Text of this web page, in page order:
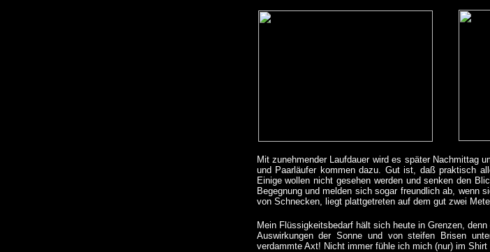
Mit zunehmender Laufdauer wird es später Nachmittag
und Paarläufer kommen dazu. Gut ist, daß praktisch
Einige wollen nicht gesehen werden und senken den
Begegnung und melden sich sogar freundlich ab, wenn
von Schnecken, liegt plattgetreten auf dem gut zwei
Mein Flüssigkeitsbedarf hält sich heute in Grenzen,
Auswirkungen der Sonne und von steifen Brisen
verdammte Axt! Nicht immer fühle ich mich (nur) im